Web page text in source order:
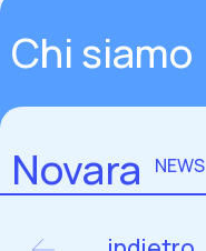
Chi siamo
NEWS
Novara